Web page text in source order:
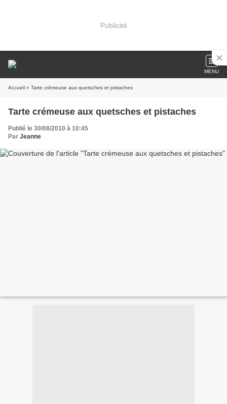
Publicité
MENU
Accueil » Tarte crémeuse aux quetsches et pistaches
Tarte crémeuse aux quetsches et pistaches
Publié le 30/08/2010 à 10:45
Par Jeanne